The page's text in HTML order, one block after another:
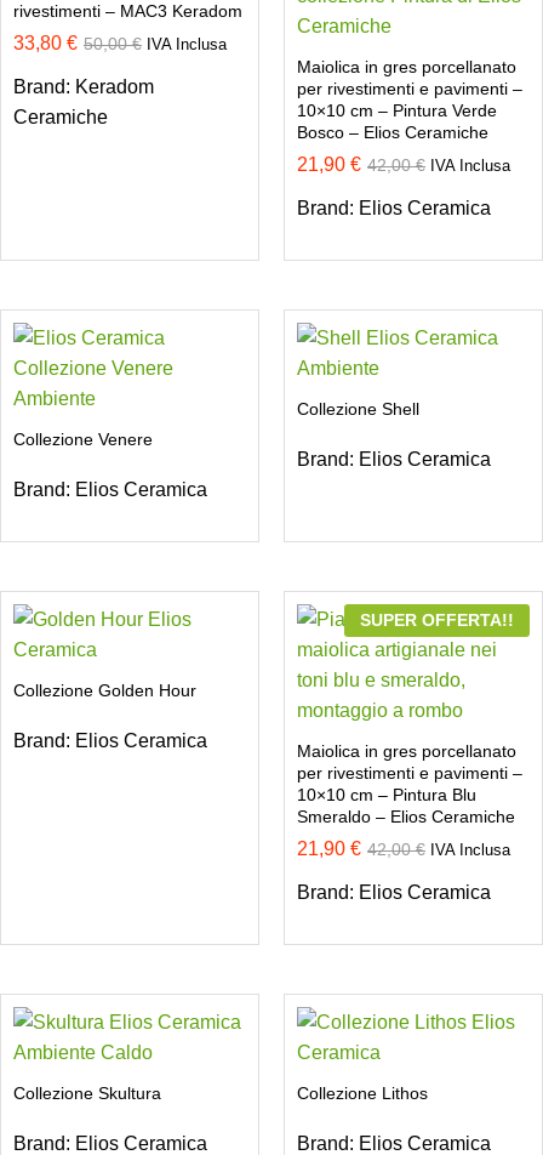
rivestimenti – MAC3 Keradom
33,80 € 50,00€ IVA Inclusa
Brand: Keradom
Ceramiche
Maiolica in gres porcellanato
per rivestimenti e pavimenti –
10×10 cm – Pintura Verde
Bosco – Elios Ceramiche
21,90 € 42,00€ IVA Inclusa
Brand: Elios Ceramica
Collezione Venere
Brand: Elios Ceramica
Collezione Shell
Brand: Elios Ceramica
Collezione Golden Hour
Brand: Elios Ceramica
SUPER OFFERTA!!
Maiolica in gres porcellanato
per rivestimenti e pavimenti –
10×10 cm – Pintura Blu
Smeraldo – Elios Ceramiche
21,90 € 42,00€ IVA Inclusa
Brand: Elios Ceramica
Collezione Skultura
Brand: Elios Ceramica
Collezione Lithos
Brand: Elios Ceramica